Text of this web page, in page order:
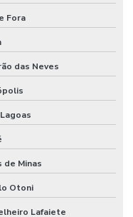
Fora
das Neves
de Minas
Otoni
Lafaiete